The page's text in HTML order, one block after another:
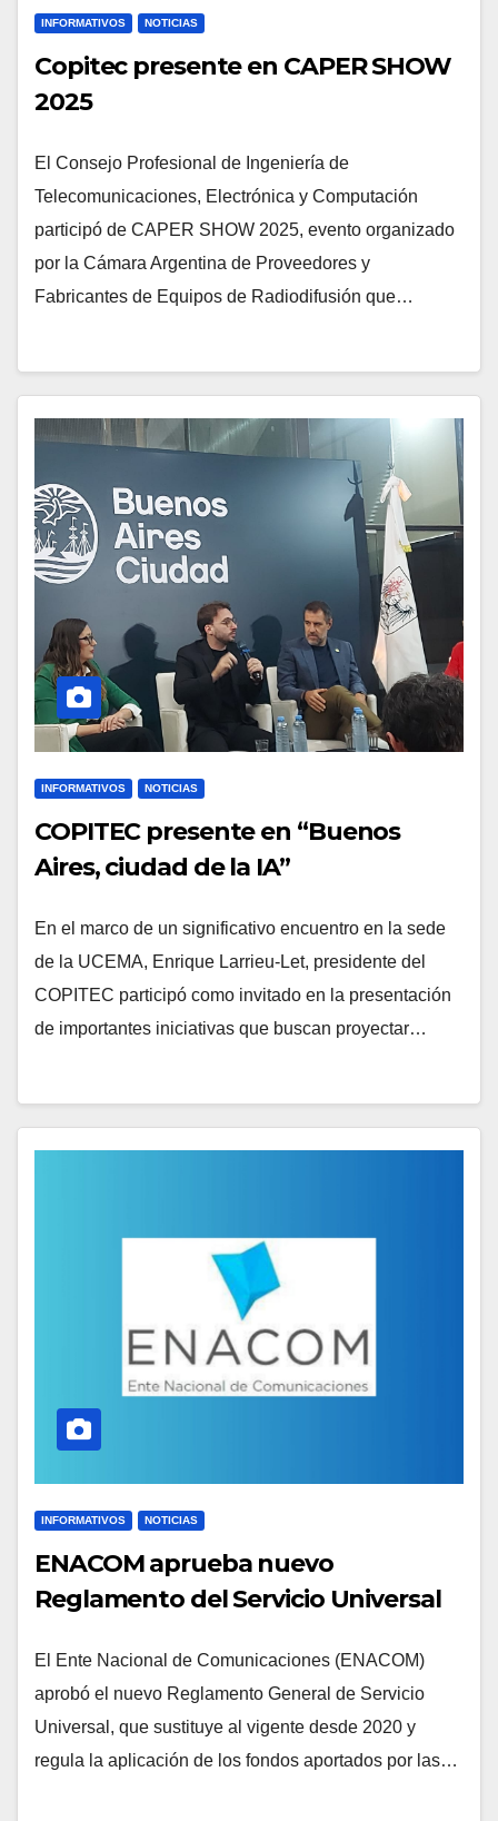
INFORMATIVOS NOTICIAS
Copitec presente en CAPER SHOW
2025
El Consejo Profesional de Ingeniería de
Telecomunicaciones, Electrónica y Computación
participó de CAPER SHOW 2025, evento organizado
por la Cámara Argentina de Proveedores y
Fabricantes de Equipos de Radiodifusión que…
INFORMATIVOS NOTICIAS
COPITEC presente en “Buenos
Aires, ciudad de la IA”
En el marco de un significativo encuentro en la sede
de la UCEMA, Enrique Larrieu-Let, presidente del
COPITEC participó como invitado en la presentación
de importantes iniciativas que buscan proyectar…
INFORMATIVOS NOTICIAS
ENACOM aprueba nuevo
Reglamento del Servicio Universal
El Ente Nacional de Comunicaciones (ENACOM)
aprobó el nuevo Reglamento General de Servicio
Universal, que sustituye al vigente desde 2020 y
regula la aplicación de los fondos aportados por las…